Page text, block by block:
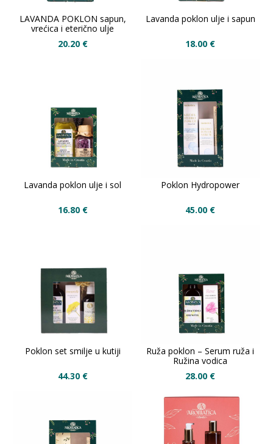
LAVANDA POKLON sapun,
vrećica i eterično ulje
20.20 €
Lavanda poklon ulje i sapun
18.00 €
Lavanda poklon ulje i sol
16.80 €
Poklon Hydropower
45.00 €
Poklon set smilje u kutiji
44.30 €
Ruža poklon – Serum ruža i
Ružina vodica
28.00 €